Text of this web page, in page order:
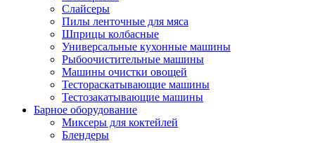
Слайсеры
Пилы ленточные для мяса
Шприцы колбасные
Универсальные кухонные машины
Рыбоочистительные машины
Машины очистки овощей
Тестораскатывающие машины
Тестозакатывающие машины
Барное оборудование
Миксеры для коктейлей
Блендеры